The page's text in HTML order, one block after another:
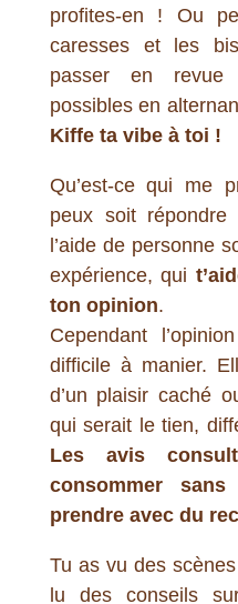
profites-en ! Ou
caresses et les
passer en revue
possibles en
Kiffe ta vibe à toi !
Qu’est-ce qui me
peux soit
l’aide de personne
expérience, qui
ton opinion.
Cependant
difficile à manier.
d’un plaisir caché
qui serait le tien,
Les avis
consommer
prendre avec du
Tu as vu des
lu des conseils